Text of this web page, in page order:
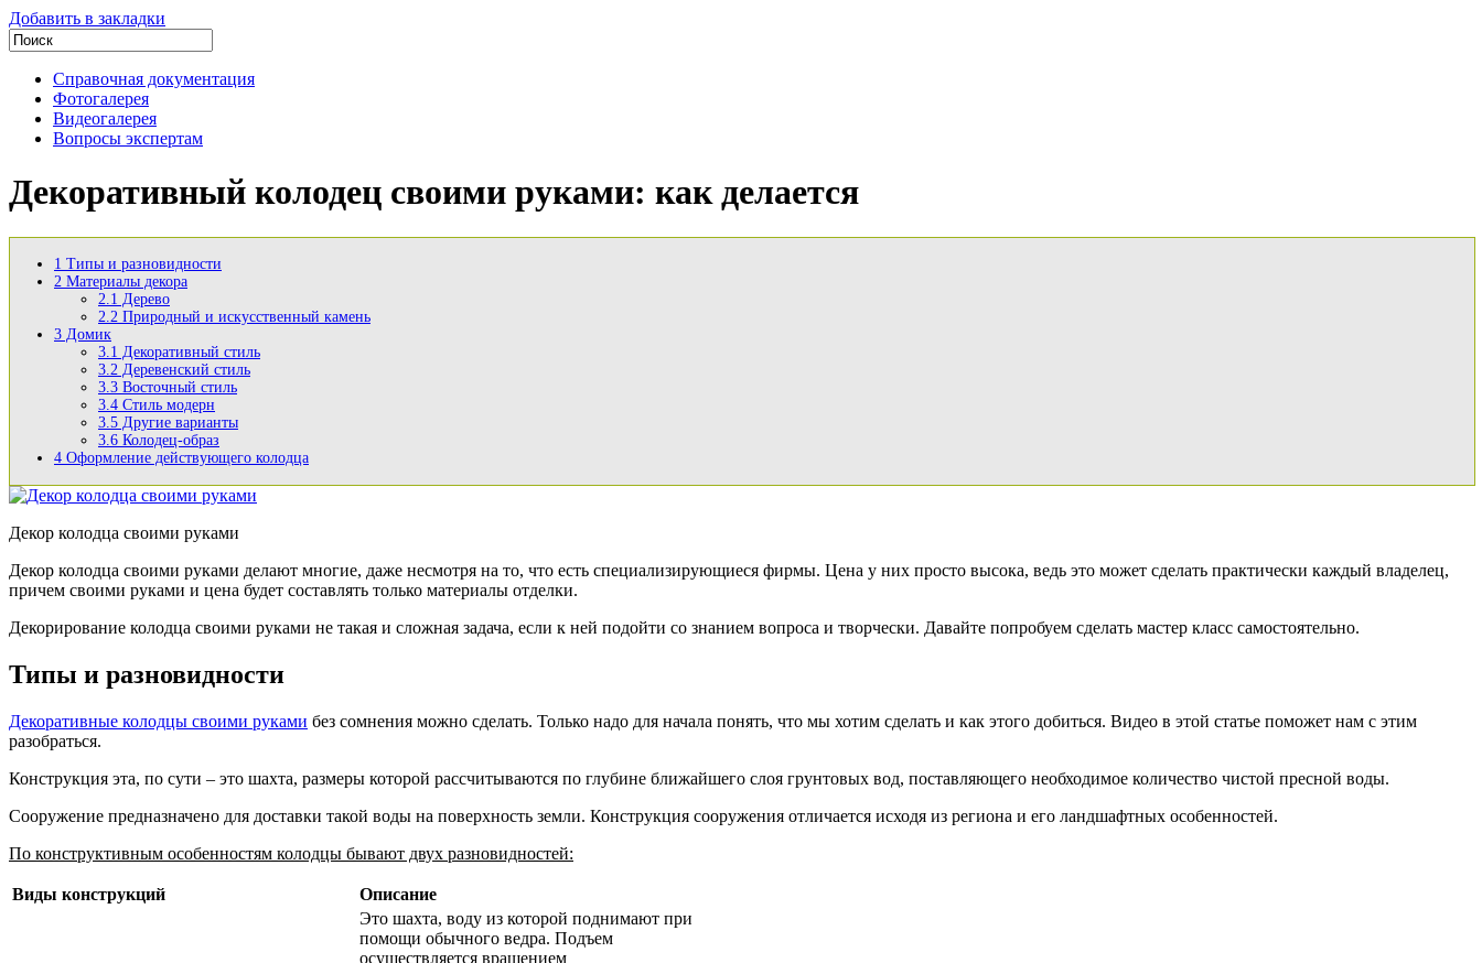
Добавить в закладки
Справочная документация
Фотогалерея
Видеогалерея
Вопросы экспертам
Декоративный колодец своими руками: как делается
1 Типы и разновидности
2 Материалы декора
2.1 Дерево
2.2 Природный и искусственный камень
3 Домик
3.1 Декоративный стиль
3.2 Деревенский стиль
3.3 Восточный стиль
3.4 Стиль модерн
3.5 Другие варианты
3.6 Колодец-образ
4 Оформление действующего колодца
Декор колодца своими руками
Декор колодца своими руками делают многие, даже несмотря на то, что есть специализирующиеся фирмы. Цена у них просто высока, ведь это может сделать практически каждый владелец,
причем своими руками и цена будет составлять только материалы отделки.
Декорирование колодца своими руками не такая и сложная задача, если к ней подойти со знанием вопроса и творчески. Давайте попробуем сделать мастер класс самостоятельно.
Типы и разновидности
Декоративные колодцы своими руками без сомнения можно сделать. Только надо для начала понять, что мы хотим сделать и как этого добиться. Видео в этой статье поможет нам с этим
разобраться.
Конструкция эта, по сути – это шахта, размеры которой рассчитываются по глубине ближайшего слоя грунтовых вод, поставляющего необходимое количество чистой пресной воды.
Сооружение предназначено для доставки такой воды на поверхность земли. Конструкция сооружения отличается исходя из региона и его ландшафтных особенностей.
По конструктивным особенностям колодцы бывают двух разновидностей:
Виды конструкций Описание
Это шахта, воду из которой поднимают при
помощи обычного ведра. Подъем
осуществляется вращением